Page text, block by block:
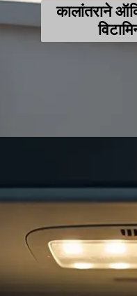
कालांतराने